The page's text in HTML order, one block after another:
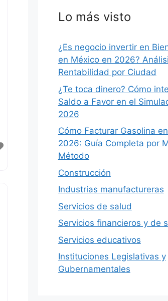
Lo más visto
¿Es negocio invertir en
en México en 2026?
Rentabilidad por Ciudad
¿Te toca dinero? Cómo
Saldo a Favor en el
2026
Cómo Facturar Gasolina
2026: Guía Completa por
Método
Construcción
Industrias manufactureras
Servicios de salud
Servicios financieros y de
Servicios educativos
Instituciones Legislativas y
Gubernamentales